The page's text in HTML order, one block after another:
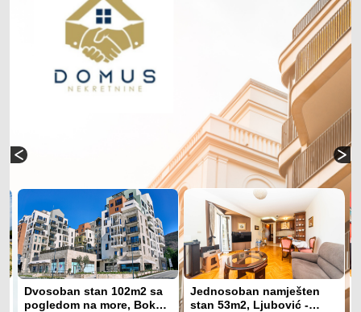
Dvosoban stan 102m2 sa
pogledom na more, Boka
Jednosoban namješten
stan 53m2, Ljubović -